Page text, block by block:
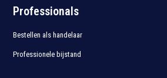
Professionals
Bestellen als handelaar
Professionele bijstand